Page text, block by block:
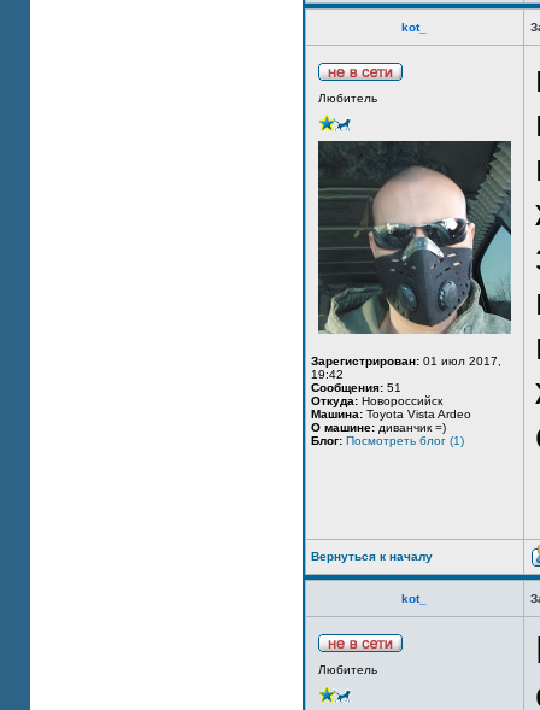
kot_
Любитель
Зарегистрирован: 01 июл 2017,
19:42
Сообщения: 51
Откуда: Новороссийск
Машина: Toyota Vista Ardeo
О машине: диванчик =)
Блог: Посмотреть блог (1)
Вернуться к началу
kot_
Любитель